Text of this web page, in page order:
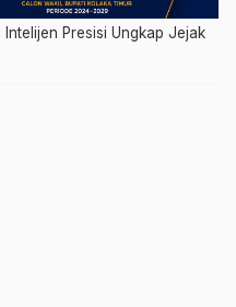
Intelijen Presisi Ungkap Jejak